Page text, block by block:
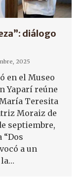
diálogo
2025
en el Museo
Yaparí reúne
Teresita
Moraiz de
septiembre,
a un